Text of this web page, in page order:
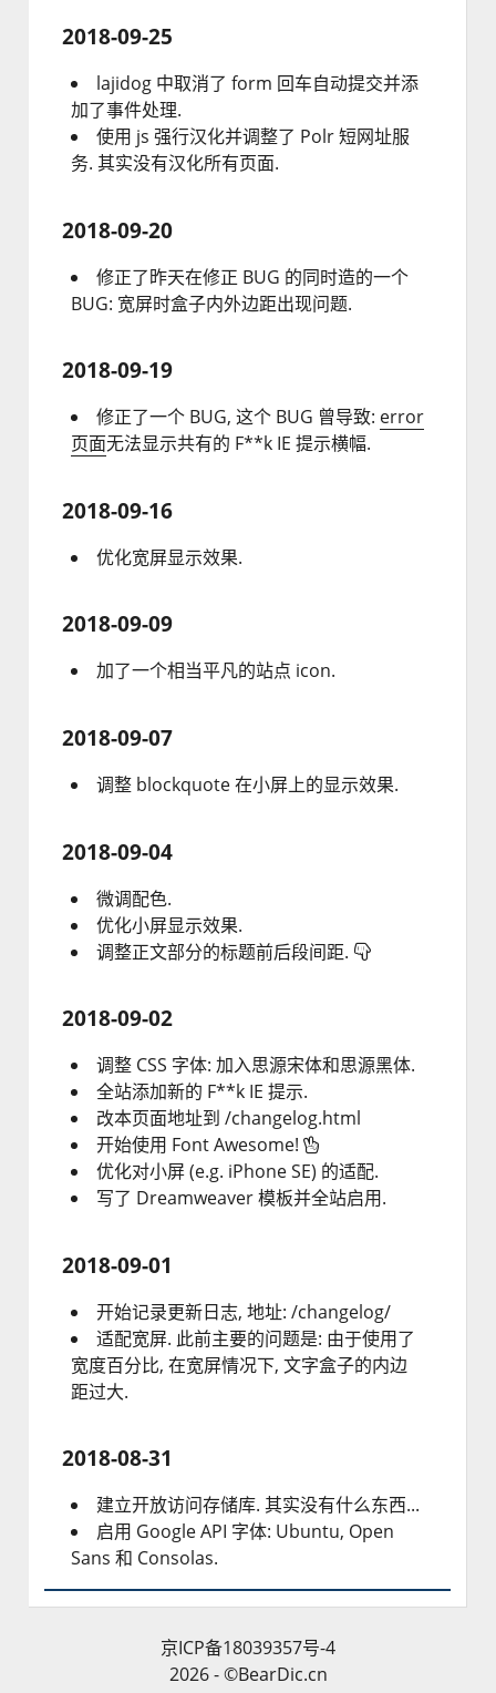
2018-09-25
lajidog 中取消了 form 回车自动提交并添
加了事件处理.
使用 js 强行汉化并调整了 Polr 短网址服
务. 其实没有汉化所有页面.
2018-09-20
修正了昨天在修正 BUG 的同时造的一个
BUG: 宽屏时盒子内外边距出现问题.
2018-09-19
修正了一个 BUG, 这个 BUG 曾导致: error
页面无法显示共有的 F**k IE 提示横幅.
2018-09-16
优化宽屏显示效果.
2018-09-09
加了一个相当平凡的站点 icon.
2018-09-07
调整 blockquote 在小屏上的显示效果.
2018-09-04
微调配色.
优化小屏显示效果.
调整正文部分的标题前后段间距.
2018-09-02
调整 CSS 字体: 加入思源宋体和思源黑体.
全站添加新的 F**k IE 提示.
改本页面地址到 /changelog.html
开始使用 Font Awesome!
优化对小屏 (e.g. iPhone SE) 的适配.
写了 Dreamweaver 模板并全站启用.
2018-09-01
开始记录更新日志, 地址: /changelog/
适配宽屏. 此前主要的问题是: 由于使用了
宽度百分比, 在宽屏情况下, 文字盒子的内边
距过大.
2018-08-31
建立开放访问存储库. 其实没有什么东西...
启用 Google API 字体: Ubuntu, Open
Sans 和 Consolas.
京ICP备18039357号-4
2026 - ©BearDic.cn